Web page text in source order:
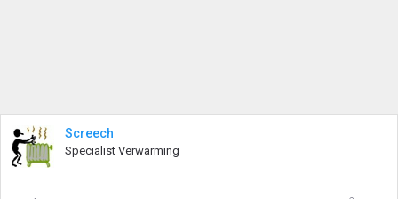
Screech
Specialist Verwarming